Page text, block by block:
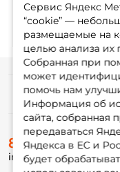
Сервис Яндекс
“cookie” —
размещаемые на
целью анализа их
Собранная при
может
помочь нам
Информация об
сайта, собранная
передаваться
Яндекса в ЕС и
будет
8 (495) 532-77-
info@foxfishing.ru